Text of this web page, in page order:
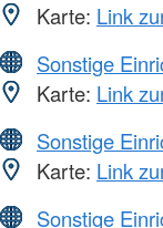
Karte: Link
Sonstige
Karte: Link
Sonstige
Karte: Link
Sonstige